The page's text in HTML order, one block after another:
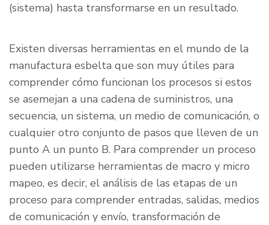
(sistema) hasta transformarse en un resultado.
Existen diversas herramientas en el mundo de la
manufactura esbelta que son muy útiles para
comprender cómo funcionan los procesos si estos
se asemejan a una cadena de suministros, una
secuencia, un sistema, un medio de comunicación, o
cualquier otro conjunto de pasos que lleven de un
punto A un punto B. Para comprender un proceso
pueden utilizarse herramientas de macro y micro
mapeo, es decir, el análisis de las etapas de un
proceso para comprender entradas, salidas, medios
de comunicación y envío, transformación de